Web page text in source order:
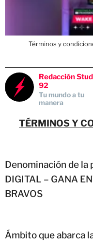
Términos y
Redacción
92
Tu mundo a tu
manera
TÉRMINOS Y
Denominación de
DIGITAL – GANA
BRAVOS
Ámbito que